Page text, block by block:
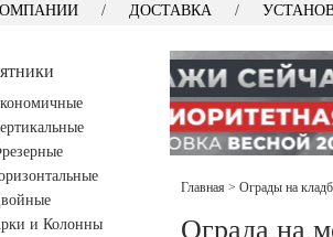
ДОСТАВКА
и Колонны
Главная > Ограды на
Ограда на